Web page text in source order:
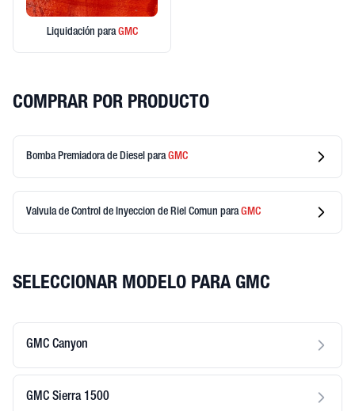
Liquidación paraGMC
COMPRAR POR PRODUCTO
Bomba Premiadora de Diesel paraGMC
Valvula de Control de Inyeccion de Riel Comun paraGMC
SELECCIONAR MODELO PARA GMC
GMC Canyon
GMC Sierra 1500